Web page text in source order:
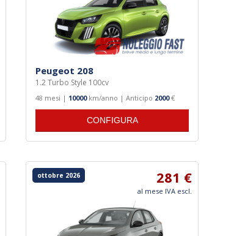
Peugeot 208
1.2 Turbo Style 100cv
48 mesi | 10000km/anno | Anticipo 2000€
CONFIGURA
ottobre 2026 281 €
al mese IVA escl.